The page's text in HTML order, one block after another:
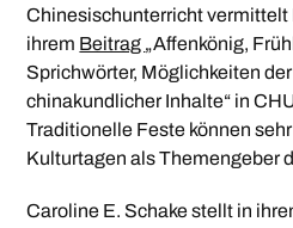
Chinesischunterricht vermittelt
ihrem Beitrag „Affenkönig,
Sprichwörter, Möglichkeiten
chinakundlicher Inhalte“ in
Traditionelle Feste können
Kulturtagen als Themengeber
Caroline E. Schake stellt in